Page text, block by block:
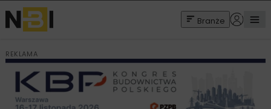
Branże
REKLAMA